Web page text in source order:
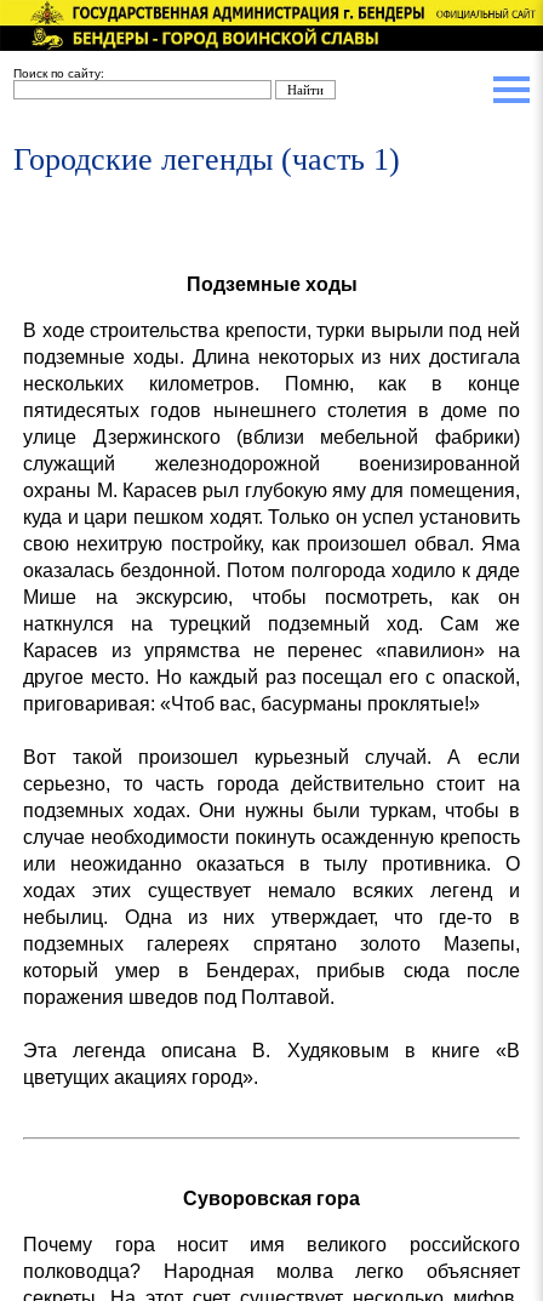
Поиск по сайту:
Городские легенды (часть 1)
Подземные ходы
В ходе строительства крепости, турки вырыли под ней
подземные ходы. Длина некоторых из них достигала
нескольких километров. Помню, как в конце
пятидесятых годов нынешнего столетия в доме по
улице Дзержинского (вблизи мебельной фабрики)
служащий железнодорожной военизированной
охраны М. Карасев рыл глубокую яму для помещения,
куда и цари пешком ходят. Только он успел установить
свою нехитрую постройку, как произошел обвал. Яма
оказалась бездонной. Потом полгорода ходило к дяде
Мише на экскурсию, чтобы посмотреть, как он
наткнулся на турецкий подземный ход. Сам же
Карасев из упрямства не перенес «павилион» на
другое место. Но каждый раз посещал его с опаской,
приговаривая: «Чтоб вас, басурманы проклятые!»
Вот такой произошел курьезный случай. А если
серьезно, то часть города действительно стоит на
подземных ходах. Они нужны были туркам, чтобы в
случае необходимости покинуть осажденную крепость
или неожиданно оказаться в тылу противника. О
ходах этих существует немало всяких легенд и
небылиц. Одна из них утверждает, что где-то в
подземных галереях спрятано золото Мазепы,
который умер в Бендерах, прибыв сюда после
поражения шведов под Полтавой.
Эта легенда описана В. Худяковым в книге «В
цветущих акациях город».
Суворовская гора
Почему гора носит имя великого российского
полководца? Народная молва легко объясняет